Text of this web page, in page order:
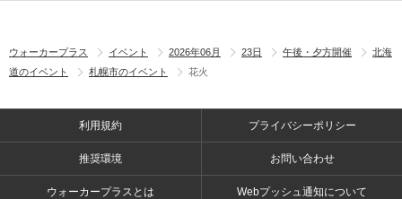
ウォーカープラス イベント 2026年06月 23日 午後・夕方開催
北海
道のイベント
札幌市のイベント 花火
利用規約 プライバシーポリシー
推奨環境 お問い合わせ
ウォーカープラスとは Webプッシュ通知について